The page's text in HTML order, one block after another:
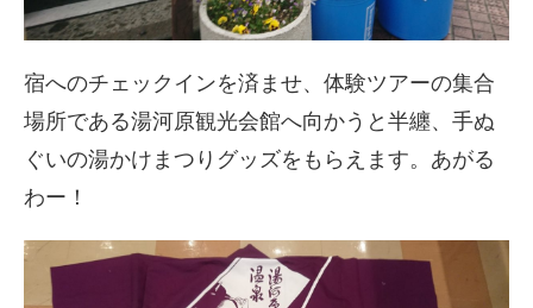
宿へのチェックインを済ませ、 体験ツアーの集合
場所である湯河原観光会館へ向かうと半纏、手ぬ
ぐいの湯かけまつり グッズをもらえます。あがる
わー！